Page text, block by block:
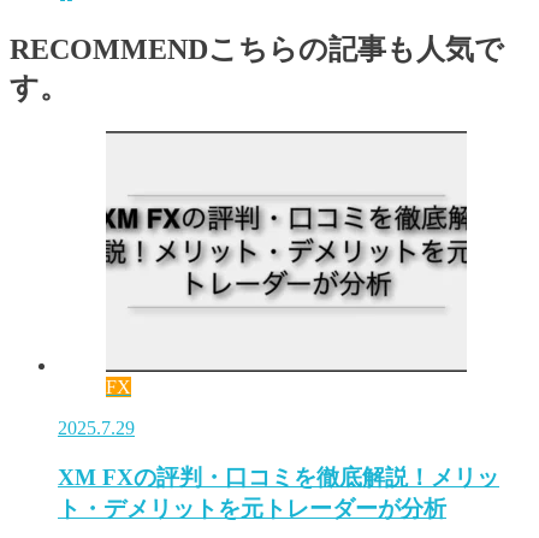
RECOMMENDこちらの記事も人気で
す。
FX
2025.7.29
XM FXの評判・口コミを徹底解説！メリッ
ト・デメリットを元トレーダーが分析